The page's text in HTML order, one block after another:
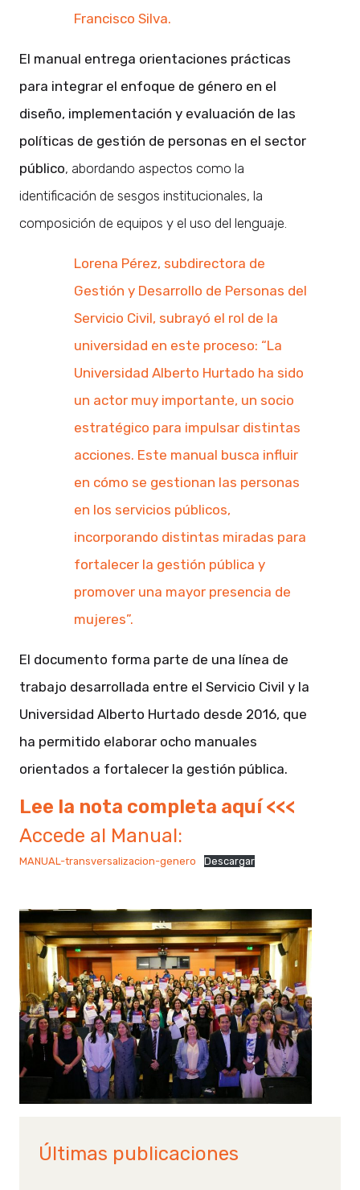
Francisco Silva.
El manual entrega orientaciones prácticas
para integrar el enfoque de género en el
diseño, implementación y evaluación de las
políticas de gestión de personas en el sector
público, abordando aspectos como la
identificación de sesgos institucionales, la
composición de equipos y el uso del lenguaje.
Lorena Pérez, subdirectora de
Gestión y Desarrollo de Personas del
Servicio Civil, subrayó el rol de la
universidad en este proceso: “La
Universidad Alberto Hurtado ha sido
un actor muy importante, un socio
estratégico para impulsar distintas
acciones. Este manual busca influir
en cómo se gestionan las personas
en los servicios públicos,
incorporando distintas miradas para
fortalecer la gestión pública y
promover una mayor presencia de
mujeres”.
El documento forma parte de una línea de
trabajo desarrollada entre el Servicio Civil y la
Universidad Alberto Hurtado desde 2016, que
ha permitido elaborar ocho manuales
orientados a fortalecer la gestión pública.
Lee la nota completa aquí <<<
Accede al Manual:
MANUAL-transversalizacion-genero Descargar
Últimas publicaciones